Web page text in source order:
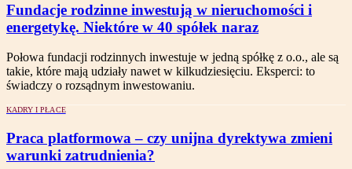
Fundacje rodzinne inwestują w nieruchomości i
energetykę. Niektóre w 40 spółek naraz
Połowa fundacji rodzinnych inwestuje w jedną spółkę z o.o., ale są
takie, które mają udziały nawet w kilkudziesięciu. Eksperci: to
świadczy o rozsądnym inwestowaniu.
KADRY I PŁACE
Praca platformowa – czy unijna dyrektywa zmieni
warunki zatrudnienia?